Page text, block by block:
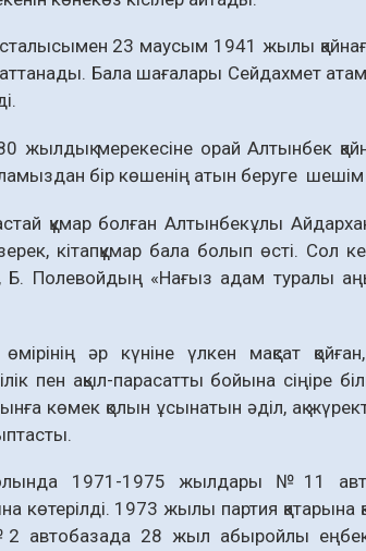
23 маусым 1941 жылы
Бала шағалары Сейдахмет
жылдық мерекесіне орай Алтынбек
бір көшенің атын беруге шешім
құмар болған Алтынбекұлы
кітапқұмар бала болып өсті.
Б. Полевойдың «Нағыз адам туралы
әр күніне үлкен мақсат
пен ақыл-парасатты бойына сіңіре
көмек қолын ұсынатын әділ, ақ
1971-1975 жылдары №11
көтерілді. 1973 жылы партия
автобазада 28 жыл абыройлы еңбек